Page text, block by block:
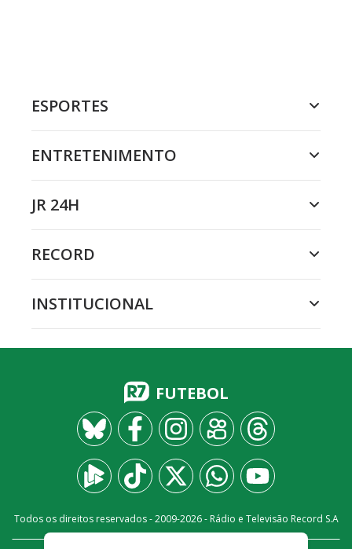
ESPORTES
ENTRETENIMENTO
JR 24H
RECORD
INSTITUCIONAL
FUTEBOL
Todos os direitos reservados - 2009-2026- Rádio e Televisão Record S.A